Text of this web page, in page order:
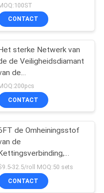
CONTACT
sterke Netwerk van
de Veiligheidsdiamant
de
CONTACT
de Omheiningsstof
de
Kettingsverbinding,
die de
Draad van het
schermen
32.5/roll MOQ:50 sets
CONTACT